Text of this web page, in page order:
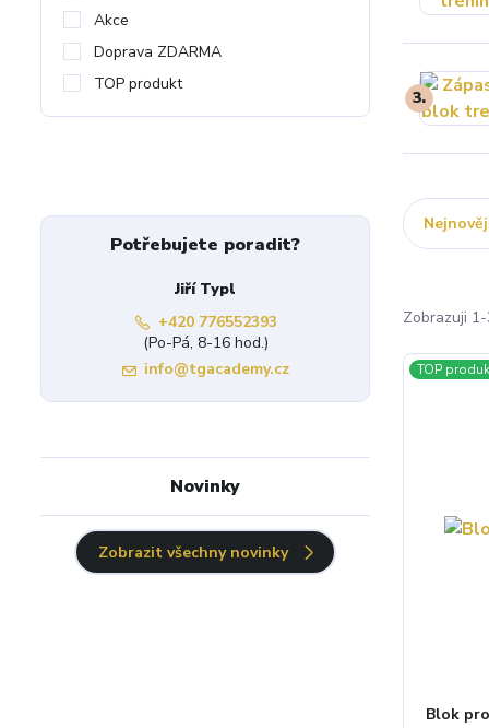
3.
Zobrazuji
TOP
Blok
Akce
Doprava ZDARMA
TOP produkt
Potřebujete poradit?
Jiří Typl
+420 776552393
(Po-Pá, 8-16 hod.)
info@tgacademy.cz
Novinky
Zobrazit všechny novinky